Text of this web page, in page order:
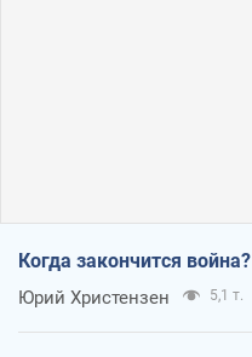
Когда закончится война?
Юрий Христензен 5,1 т.